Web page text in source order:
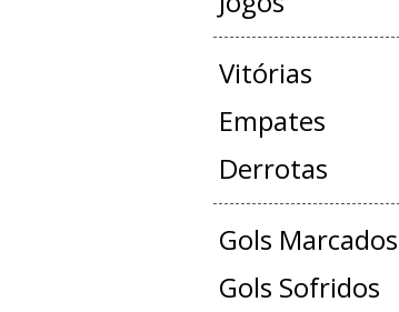
Vitórias
Empates
Derrotas
Gols Marcados
Gols Sofridos